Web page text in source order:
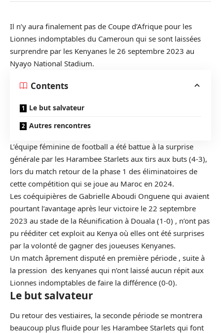
Il n’y aura finalement pas de Coupe d’Afrique pour les
Lionnes indomptables du Cameroun qui se sont laissées
surprendre par les Kenyanes le 26 septembre 2023 au
Nyayo National Stadium.
Contents
Le but salvateur
Autres rencontres
L’équipe féminine de football a été battue à la surprise
générale par les Harambee Starlets aux tirs aux buts (4-3),
lors du match retour de la phase 1 des éliminatoires de
cette compétition qui se joue au Maroc en 2024.
Les coéquipières de Gabrielle Aboudi Onguene qui avaient
pourtant l’avantage après leur victoire le 22 septembre
2023 au stade de la Réunification à Douala (1-0) , n’ont pas
pu rééditer cet exploit au Kenya où elles ont été surprises
par la volonté de gagner des joueuses Kenyanes.
Un match âprement disputé en première période , suite à
la pression des kenyanes qui n’ont laissé aucun répit aux
Lionnes indomptables de faire la différence (0-0).
Le but salvateur
Du retour des vestiaires, la seconde période se montrera
beaucoup plus fluide pour les Harambee Starlets qui font